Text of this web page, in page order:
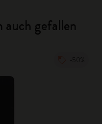
auch gefallen